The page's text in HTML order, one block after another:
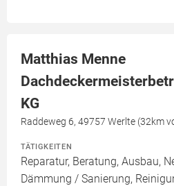
Matthias Menne
KG
Raddeweg 6, 49757 Werlte (32km
TÄTIGKEITEN
Reparatur, Beratung, Ausbau,
Dämmung / Sanierung,